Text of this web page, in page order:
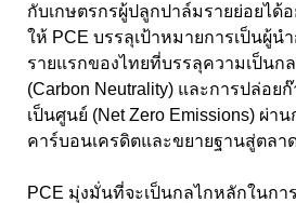
กับเกษตรกรผู้ปลูกปาล์มรายย่อยได้
ให้ PCE บรรลุเป้าหมายการเป็นผู้
รายแรกของไทยที่บรรลุความเป็นก
(Carbon Neutrality) และการปล่อย
เป็นศูนย์ (Net Zero Emissions) ผ่า
คาร์บอนเครดิตและขยายฐานสู่ตลา
PCE มุ่งมั่นที่จะเป็นกลไกหลักในกา